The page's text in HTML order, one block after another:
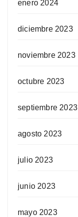
enero 2024
diciembre 2023
noviembre 2023
octubre 2023
septiembre 2023
agosto 2023
julio 2023
junio 2023
mayo 2023